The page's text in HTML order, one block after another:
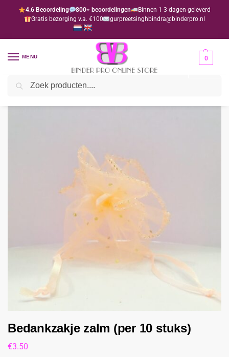
4.6 Beoordeling 800+ beoordelingen
Binnen 1-3 dagen geleverd
Gratis bezorging v.a. €100
gurpreetsinghbindra@binderpro.nl
MENU 0
Home Bedankjesafdeling
Bedankzakje zalm (per 10 stuks)
€3.50